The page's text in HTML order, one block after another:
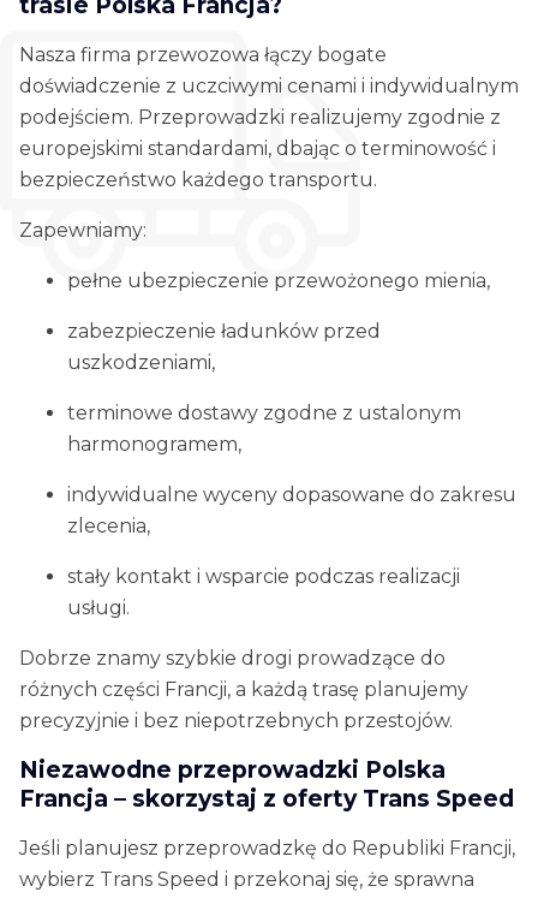
trasie Polska Francja?
Nasza firma przewozowa łączy bogate
doświadczenie z uczciwymi cenami i indywidualnym
podejściem. Przeprowadzki realizujemy zgodnie z
europejskimi standardami, dbając o terminowość i
bezpieczeństwo każdego transportu.
Zapewniamy:
pełne ubezpieczenie przewożonego mienia,
zabezpieczenie ładunków przed
uszkodzeniami,
terminowe dostawy zgodne z ustalonym
harmonogramem,
indywidualne wyceny dopasowane do zakresu
zlecenia,
stały kontakt i wsparcie podczas realizacji
usługi.
Dobrze znamy szybkie drogi prowadzące do
różnych części Francji, a każdą trasę planujemy
precyzyjnie i bez niepotrzebnych przestojów.
Niezawodne przeprowadzki Polska
Francja – skorzystaj z oferty Trans Speed
Jeśli planujesz przeprowadzkę do Republiki Francji,
wybierz Trans Speed i przekonaj się, że sprawna